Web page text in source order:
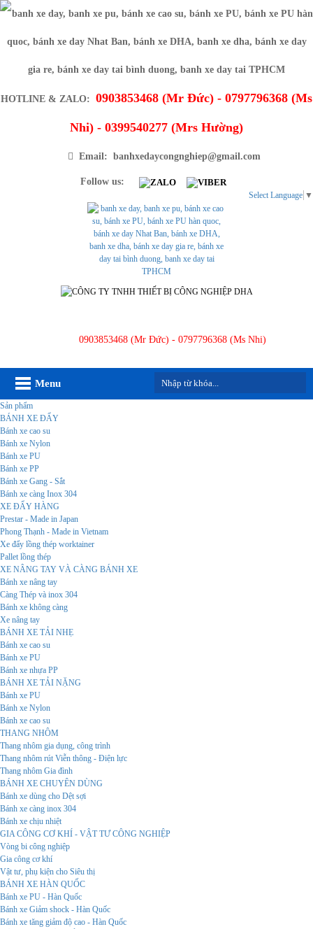
HOTLINE & ZALO: 0903853468 (Mr Đức) - 0797796368 (Ms
Nhi) - 0399540277 (Mrs Hường)
Email: banhxedaycongnghiep@gmail.com
Follow us:
0903853468 (Mr Đức) - 0797796368 (Ms Nhi)
Select Language ▼
Menu
Sản phẩm
BÁNH XE ĐẨY
Bánh xe cao su
Bánh xe Nylon
Bánh xe PU
Bánh xe PP
Bánh xe Gang - Sắt
Bánh xe càng Inox 304
XE ĐẨY HÀNG
Prestar - Made in Japan
Phong Thạnh - Made in Vietnam
Xe đẩy lồng thép worktainer
Pallet lồng thép
XE NÂNG TAY VÀ CÀNG BÁNH XE
Bánh xe nâng tay
Càng Thép và inox 304
Bánh xe không càng
Xe nâng tay
BÁNH XE TẢI NHẸ
Bánh xe cao su
Bánh xe PU
Bánh xe nhựa PP
BÁNH XE TẢI NẶNG
Bánh xe PU
Bánh xe Nylon
Bánh xe cao su
THANG NHÔM
Thang nhôm gia dụng, công trình
Thang nhôm rút Viễn thông - Điện lực
Thang nhôm Gia đình
BÁNH XE CHUYÊN DÙNG
Bánh xe dùng cho Dệt sợi
Bánh xe càng inox 304
Bánh xe chịu nhiệt
GIA CÔNG CƠ KHÍ - VẬT TƯ CÔNG NGHIỆP
Vòng bi công nghiệp
Gia công cơ khí
Vật tư, phụ kiện cho Siêu thị
BÁNH XE HÀN QUỐC
Bánh xe PU - Hàn Quốc
Bánh xe Giảm shock - Hàn Quốc
Bánh xe tăng giảm độ cao - Hàn Quốc